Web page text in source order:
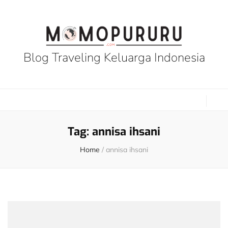
Blog Traveling Keluarga Indonesia
Tag: annisa ihsani
Home / annisa ihsani